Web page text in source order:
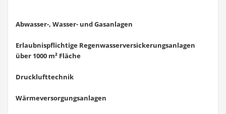
Abwasser-, Wasser- und Gasanlagen
Erlaubnispflichtige Regenwasserversickerungsanlagen
über 1000 m² Fläche
Drucklufttechnik
Wärmeversorgungsanlagen